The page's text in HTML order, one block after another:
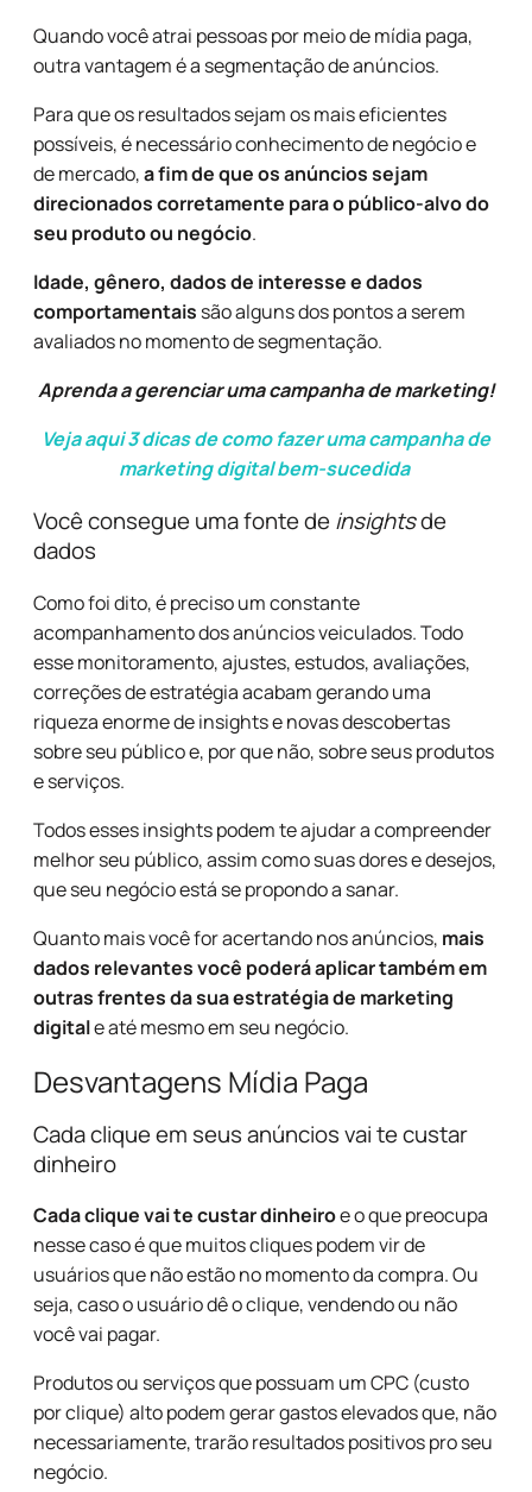
Quando você atrai pessoas por meio de mídia paga,
outra vantagem é a segmentação de anúncios.
Para que os resultados sejam os mais eficientes
possíveis, é necessário conhecimento de negócio e
de mercado,a fim de que os anúncios sejam
direcionados corretamente para o público-alvo do
seu produto ou negócio.
Idade, gênero, dados de interesse e dados
comportamentais são alguns dos pontos a serem
avaliados no momento de segmentação.
Aprenda a gerenciar uma campanha de marketing!
Veja aqui 3 dicas de como fazer uma campanha de
marketing digital bem-sucedida
Você consegue uma fonte deinsightsde
dados
Como foi dito, é preciso um constante
acompanhamento dos anúncios veiculados. Todo
esse monitoramento, ajustes, estudos, avaliações,
correções de estratégia acabam gerando uma
riqueza enorme de insights e novas descobertas
sobre seu público e, por que não, sobre seus produtos
e serviços.
Todos esses insights podem te ajudar a compreender
melhor seu público, assim como suas dores e desejos,
que seu negócio está se propondo a sanar.
Quanto mais você for acertando nos anúncios, mais
dados relevantes você poderá aplicar também em
outras frentes da sua estratégia de marketing
digitale até mesmo em seu negócio.
Desvantagens Mídia Paga
Cada clique em seus anúncios vai te custar
dinheiro
Cada clique vai te custar dinheiroe o que preocupa
nesse caso é que muitos cliques podem vir de
usuários que não estão no momento da compra. Ou
seja, caso o usuário dê o clique, vendendo ou não
você vai pagar.
Produtos ou serviços que possuam um CPC (custo
por clique) alto podem gerar gastos elevados que, não
necessariamente, trarão resultados positivos pro seu
negócio.